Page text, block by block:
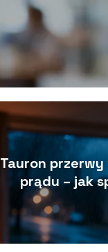
Tauron
prądu – jak